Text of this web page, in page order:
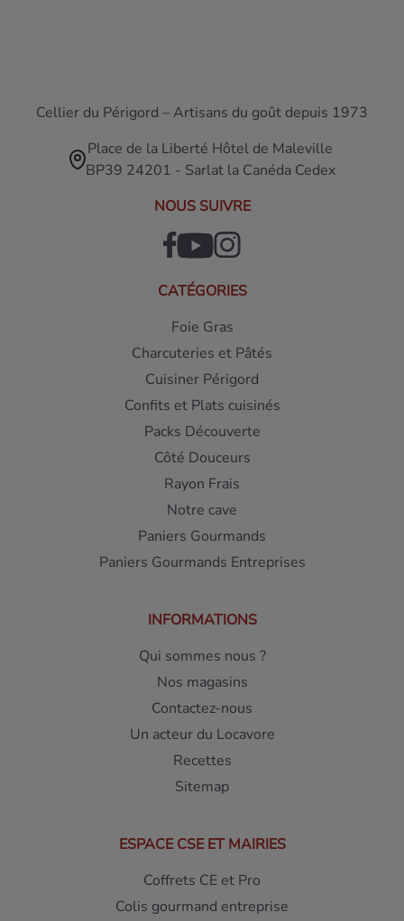
Cellier du Périgord – Artisans du goût depuis 1973
Place de la Liberté Hôtel de Maleville
BP39 24201 - Sarlat la Canéda Cedex
NOUS SUIVRE
CATÉGORIES
Foie Gras
Charcuteries et Pâtés
Cuisiner Périgord
Confits et Plats cuisinés
Packs Découverte
Côté Douceurs
Rayon Frais
Notre cave
Paniers Gourmands
Paniers Gourmands Entreprises
INFORMATIONS
Qui sommes nous ?
Nos magasins
Contactez-nous
Un acteur du Locavore
Recettes
Sitemap
ESPACE CSE ET MAIRIES
Coffrets CE et Pro
Colis gourmand entreprise